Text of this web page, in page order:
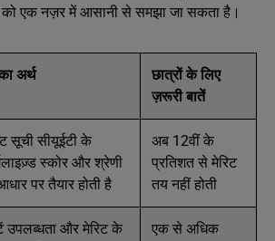
एक नज़र में आसानी से समझा जा सकता है।
अर्थ
छात्रों के लिए
ज़रूरी बातें
सूची सीयूईटी के
स्कोर और श्रेणी
पर तैयार होती है
अब 12वीं के
प्रतिशत से मेरिट
तय नहीं होती
उपलब्धता और मेरिट के
एक से अधिक